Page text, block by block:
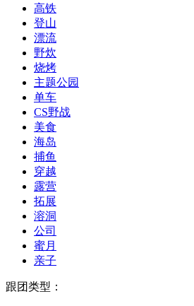
高铁
登山
漂流
野炊
烧烤
主题公园
单车
CS野战
美食
海岛
捕鱼
穿越
露营
拓展
溶洞
公司
蜜月
亲子
跟团类型：